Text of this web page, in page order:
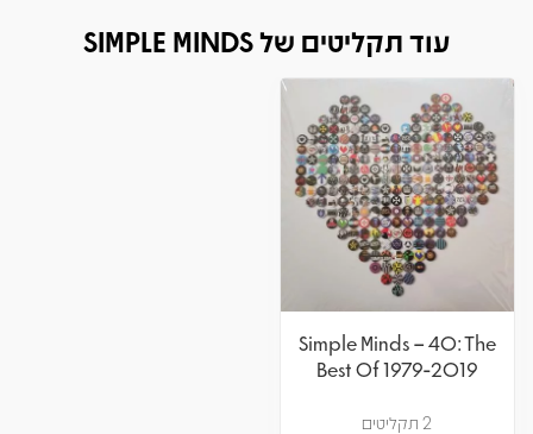
עוד תקליטים של SIMPLE MINDS
Simple Minds – 40: The
Best Of 1979-2019
2 תקליטים